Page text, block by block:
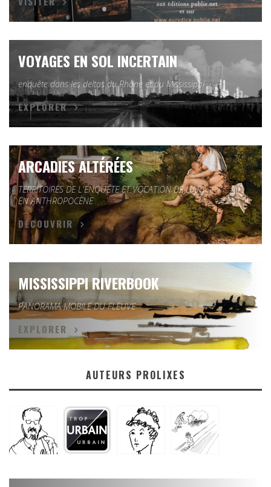
VOYAGES EN SOL INCERTAIN
enquête dans les deltas du Rhône et du Mississippi
EXPLORER
ARCADIES ALTÉRÉES
TERRITOIRES DE L'ENQUÊTE ET VOCATION DE L'ART
EN ANTHROPOCÈNE
DÉCOUVRIR
MISSISSIPPI RIVERBOOK
PANORAMA MOBILE DU FLEUVE
EXPLORER
AUTEURS PROLIXES